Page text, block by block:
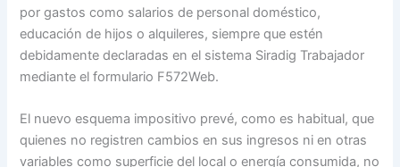
por gastos como salarios de personal doméstico,
educación de hijos o alquileres, siempre que estén
debidamente declaradas en el sistema Siradig Trabajador
mediante el formulario F572Web.
El nuevo esquema impositivo prevé, como es habitual, que
quienes no registren cambios en sus ingresos ni en otras
variables como superficie del local o energía consumida, no